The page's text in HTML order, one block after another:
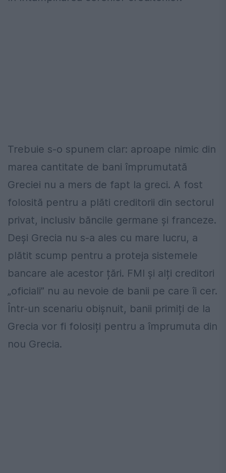
Trebuie s-o spunem clar: aproape nimic din
marea cantitate de bani împrumutată
Greciei nu a mers de fapt la greci. A fost
folosită pentru a plăti creditorii din sectorul
privat, inclusiv băncile germane și franceze.
Deși Grecia nu s-a ales cu mare lucru, a
plătit scump pentru a proteja sistemele
bancare ale acestor țări. FMI și alți creditori
„oficiali” nu au nevoie de banii pe care îi cer.
Într-un scenariu obișnuit, banii primiți de la
Grecia vor fi folosiți pentru a împrumuta din
nou Grecia.